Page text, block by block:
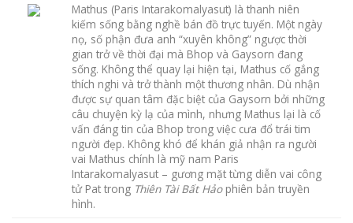
Mathus (Paris Intarakomalyasut) là thanh niên
kiếm sống bằng nghề bán đồ trực tuyến. Một ngày
nọ, số phận đưa anh “xuyên không” ngược thời
gian trở về thời đại mà Bhop và Gaysorn đang
sống. Không thể quay lại hiện tại, Mathus cố gắng
thích nghi và trở thành một thương nhân. Dù nhận
được sự quan tâm đặc biệt của Gaysorn bởi những
câu chuyện kỳ lạ của mình, nhưng Mathus lại là cố
vấn đáng tin của Bhop trong việc cưa đổ trái tim
người đẹp. Không khó để khán giả nhận ra người
vai Mathus chính là mỹ nam Paris
Intarakomalyasut – gương mặt từng diễn vai công
tử Pat trong Thiên Tài Bất Hảophiên bản truyền
hình.